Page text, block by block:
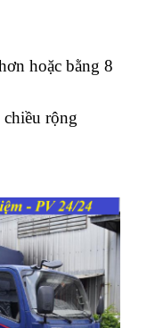
hoặc bằng 8
rộng